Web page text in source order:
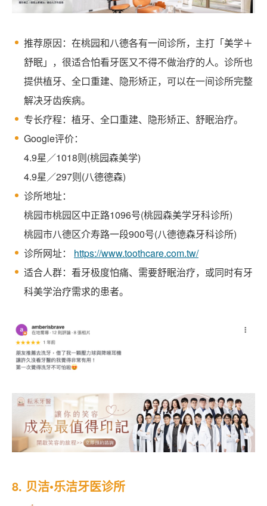
推荐原因：在桃园和八德各有一间诊所，主打「美学＋
舒眠」，很适合怕看牙医又不得不做治疗的人。诊所也
提供植牙、全口重建、隐形矫正，可以在一间诊所完整
解决牙齿疾病。
专长疗程：植牙、全口重建、隐形矫正、舒眠治疗。
Google评价：
4.9星／1018则(桃园森美学)
4.9星／297则(八德德森)
诊所地址：
桃园市桃园区中正路1096号(桃园森美学牙科诊所)
桃园市八德区介寿路一段900号(八德德森牙科诊所)
诊所网址： https://www.toothcare.com.tw/
适合人群：看牙极度怕痛、需要舒眠治疗，或同时有牙
科美学治疗需求的患者。
8. 贝洁•乐洁牙医诊所